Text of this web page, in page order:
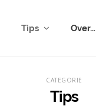
Tips Over…
CATEGORIE
Tips